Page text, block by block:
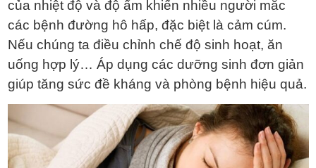
của nhiệt độ và độ ẩm khiến nhiều người mắc
các bệnh đường hô hấp, đặc biệt là cảm cúm.
Nếu chúng ta điều chỉnh chế độ sinh hoạt, ăn
uống hợp lý… Áp dụng các dưỡng sinh đơn giản
giúp tăng sức đề kháng và phòng bệnh hiệu quả.